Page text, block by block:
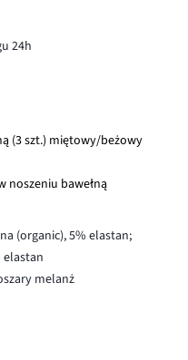
24h
(3 szt.) miętowy/beżowy
noszeniu bawełną
(organic), 5% elastan;
elastan
melanż